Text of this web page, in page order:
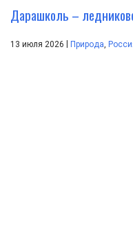
Дарашколь –
13 июля 2026 | Природа,